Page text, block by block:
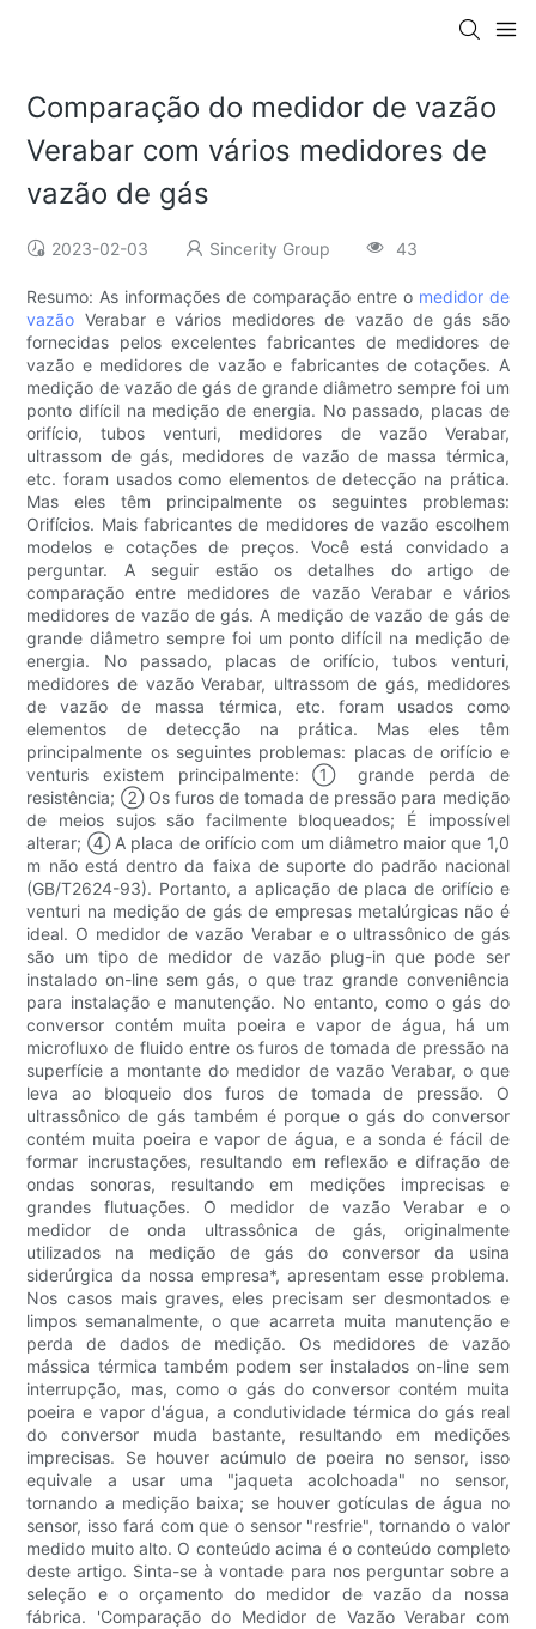
Comparação do medidor de vazão
Verabar com vários medidores de
vazão de gás
2023-02-03 Sincerity Group 43
Resumo: As informações de comparação entre o medidor de
vazão Verabar e vários medidores de vazão de gás são
fornecidas pelos excelentes fabricantes de medidores de
vazão e medidores de vazão e fabricantes de cotações. A
medição de vazão de gás de grande diâmetro sempre foi um
ponto difícil na medição de energia. No passado, placas de
orifício, tubos venturi, medidores de vazão Verabar,
ultrassom de gás, medidores de vazão de massa térmica,
etc. foram usados ​​como elementos de detecção na prática.
Mas eles têm principalmente os seguintes problemas:
Orifícios. Mais fabricantes de medidores de vazão escolhem
modelos e cotações de preços. Você está convidado a
perguntar. A seguir estão os detalhes do artigo de
comparação entre medidores de vazão Verabar e vários
medidores de vazão de gás. A medição de vazão de gás de
grande diâmetro sempre foi um ponto difícil na medição de
energia. No passado, placas de orifício, tubos venturi,
medidores de vazão Verabar, ultrassom de gás, medidores
de vazão de massa térmica, etc. foram usados ​​como
elementos de detecção na prática. Mas eles têm
principalmente os seguintes problemas: placas de orifício e
venturis existem principalmente: ① grande perda de
resistência; ② Os furos de tomada de pressão para medição
de meios sujos são facilmente bloqueados; É impossível
alterar; ④ A placa de orifício com um diâmetro maior que 1,0
m não está dentro da faixa de suporte do padrão nacional
(GB/T2624-93). Portanto, a aplicação de placa de orifício e
venturi na medição de gás de empresas metalúrgicas não é
ideal. O medidor de vazão Verabar e o ultrassônico de gás
são um tipo de medidor de vazão plug-in que pode ser
instalado on-line sem gás, o que traz grande conveniência
para instalação e manutenção. No entanto, como o gás do
conversor contém muita poeira e vapor de água, há um
microfluxo de fluido entre os furos de tomada de pressão na
superfície a montante do medidor de vazão Verabar, o que
leva ao bloqueio dos furos de tomada de pressão. O
ultrassônico de gás também é porque o gás do conversor
contém muita poeira e vapor de água, e a sonda é fácil de
formar incrustações, resultando em reflexão e difração de
ondas sonoras, resultando em medições imprecisas e
grandes flutuações. O medidor de vazão Verabar e o
medidor de onda ultrassônica de gás, originalmente
utilizados na medição de gás do conversor da usina
siderúrgica da nossa empresa*, apresentam esse problema.
Nos casos mais graves, eles precisam ser desmontados e
limpos semanalmente, o que acarreta muita manutenção e
perda de dados de medição. Os medidores de vazão
mássica térmica também podem ser instalados on-line sem
interrupção, mas, como o gás do conversor contém muita
poeira e vapor d'água, a condutividade térmica do gás real
do conversor muda bastante, resultando em medições
imprecisas. Se houver acúmulo de poeira no sensor, isso
equivale a usar uma "jaqueta acolchoada" no sensor,
tornando a medição baixa; se houver gotículas de água no
sensor, isso fará com que o sensor "resfrie", tornando o valor
medido muito alto. O conteúdo acima é o conteúdo completo
deste artigo. Sinta-se à vontade para nos perguntar sobre a
seleção e o orçamento do medidor de vazão da nossa
fábrica. 'Comparação do Medidor de Vazão Verabar com